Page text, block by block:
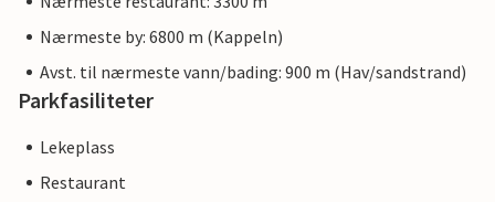
Nærmeste by: 6800 m (Kappeln)
Avst. til nærmeste vann/bading: 900 m (Hav/sandstrand)
Parkfasiliteter
Lekeplass
Restaurant